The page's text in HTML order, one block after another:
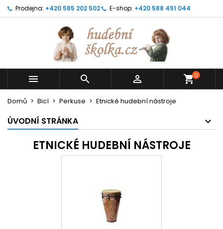
Prodejna: +420 585 202 502 E-shop: +420 588 491 044
   shopping_cart0
Domů Bicí Perkuse Etnické hudební nástroje
ÚVODNÍ STRÁNKA
ETNICKÉ HUDEBNÍ NÁSTROJE